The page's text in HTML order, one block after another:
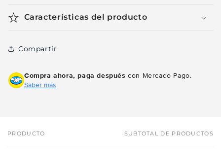
Características del producto
Compartir
Compra ahora, paga después con Mercado Pago.
Saber más
Tu
PRODUCTO SUBTOTAL DE PRODUCTOS